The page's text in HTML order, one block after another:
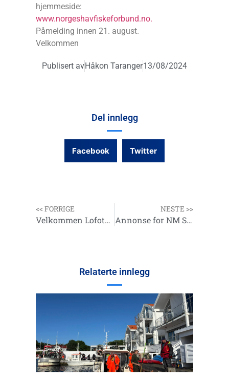
hjemmeside:
www.norgeshavfiskeforbund.no.
Påmelding innen 21. august.
Velkommen
Publisert avHåkon Taranger13/08/2024
Del innlegg
Facebook Twitter
<< FORRIGE
Velkommen Lofoten HK
NESTE >>
Annonse for NM Sørøya 2025
Relaterte innlegg